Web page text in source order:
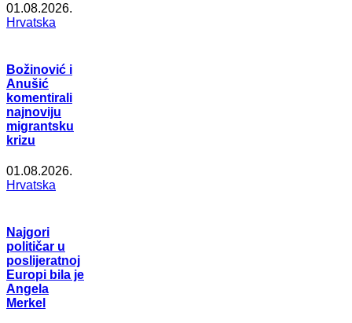
01.08.2026.
Hrvatska
Božinović i
Anušić
komentirali
najnoviju
migrantsku
krizu
01.08.2026.
Hrvatska
Najgori
političar u
poslijeratnoj
Europi bila je
Angela
Merkel